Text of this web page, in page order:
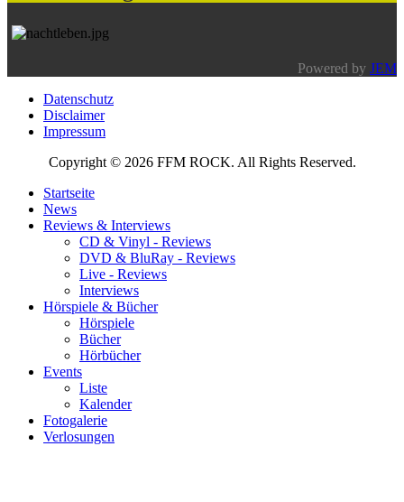
Powered by JEM
Datenschutz
Disclaimer
Impressum
Copyright © 2026 FFM ROCK. All Rights Reserved.
Startseite
News
Reviews & Interviews
CD & Vinyl - Reviews
DVD & BluRay - Reviews
Live - Reviews
Interviews
Hörspiele & Bücher
Hörspiele
Bücher
Hörbücher
Events
Liste
Kalender
Fotogalerie
Verlosungen